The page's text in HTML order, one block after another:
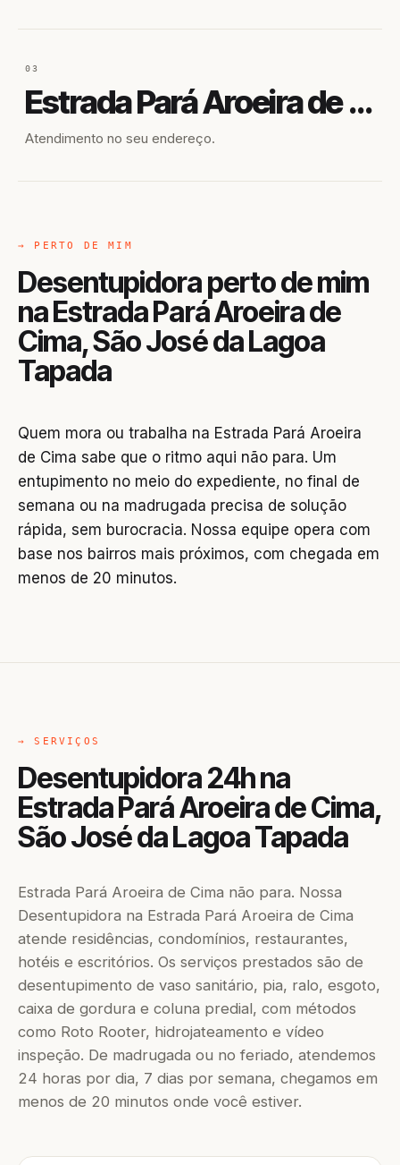
03
Estrada Pará Aroeira de Cima
Atendimento no seu endereço.
→ PERTO DE MIM
Desentupidora perto de mim
na Estrada Pará Aroeira de
Cima, São José da Lagoa
Tapada
Quem mora ou trabalha na Estrada Pará Aroeira
de Cima sabe que o ritmo aqui não para. Um
entupimento no meio do expediente, no final de
semana ou na madrugada precisa de solução
rápida, sem burocracia. Nossa equipe opera com
base nos bairros mais próximos, com chegada em
menos de 20 minutos.
→ SERVIÇOS
Desentupidora 24h na
Estrada Pará Aroeira de Cima,
São José da Lagoa Tapada
Estrada Pará Aroeira de Cima não para. Nossa
Desentupidora na Estrada Pará Aroeira de Cima
atende residências, condomínios, restaurantes,
hotéis e escritórios. Os serviços prestados são de
desentupimento de vaso sanitário, pia, ralo, esgoto,
caixa de gordura e coluna predial, com métodos
como Roto Rooter, hidrojateamento e vídeo
inspeção. De madrugada ou no feriado, atendemos
24 horas por dia, 7 dias por semana, chegamos em
menos de 20 minutos onde você estiver.